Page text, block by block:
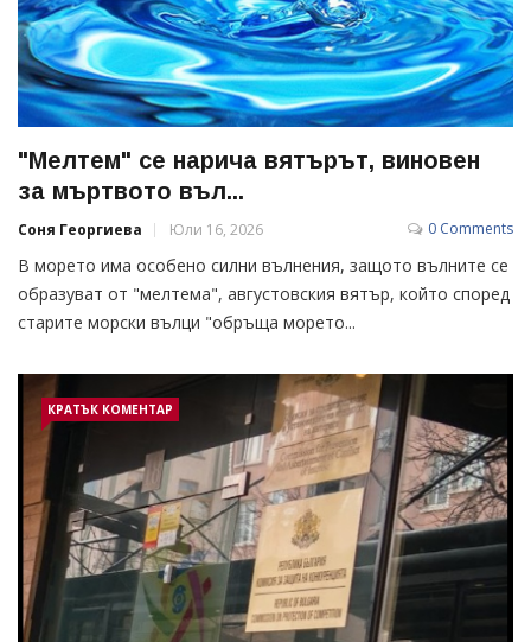
"Мелтем" се нарича вятърът, виновен
за мъртвото въл...
Соня Георгиева Юли 16, 2026 0 Comments
В морето има особено силни вълнения, защото вълните се
образуват от "мелтема", августовския вятър, който според
старите морски вълци "обръща морето...
КРАТЪК КОМЕНТАР